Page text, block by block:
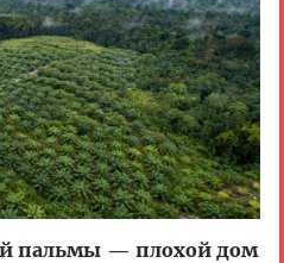
пальмы — плохой дом